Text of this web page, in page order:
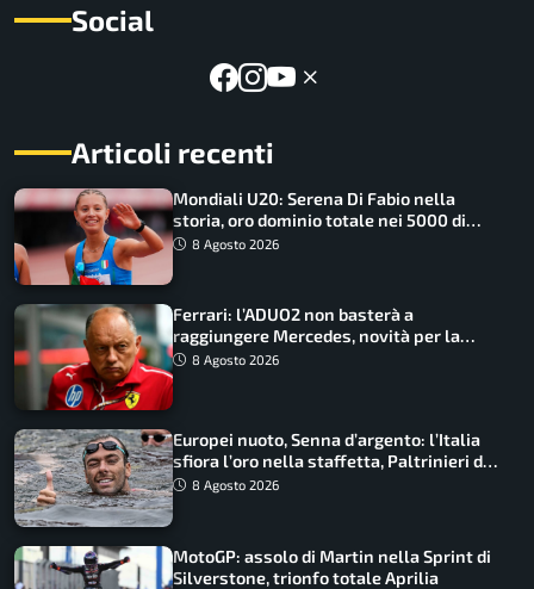
Social
Articoli recenti
Mondiali U20: Serena Di Fabio nella
storia, oro dominio totale nei 5000 di
marcia
8 Agosto 2026
Ferrari: l’ADUO2 non basterà a
raggiungere Mercedes, novità per la
Macarena
8 Agosto 2026
Europei nuoto, Senna d’argento: l’Italia
sfiora l’oro nella staffetta, Paltrinieri da
urlo, il bilancio azzurro
8 Agosto 2026
MotoGP: assolo di Martin nella Sprint di
Silverstone, trionfo totale Aprilia